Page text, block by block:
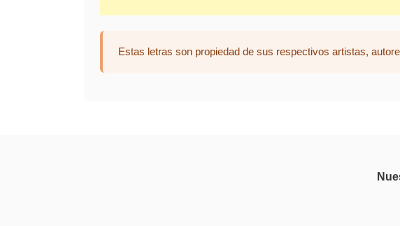
Estas letras son propiedad de sus respectivos artistas,